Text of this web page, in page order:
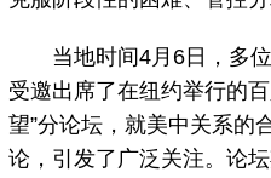
当地时间4月6日，多位
受邀出席了在纽约举行的
望”分论坛，就美中关系的
论，引发了广泛关注。论